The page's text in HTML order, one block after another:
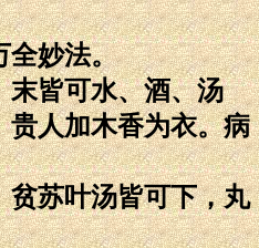
全妙法。
末皆可水、酒、汤
贵人加木香为衣。病
贫苏叶汤皆可下，丸